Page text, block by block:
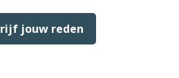
jouw reden